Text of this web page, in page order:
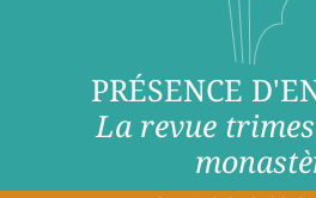
PRÉSENCE
La revue